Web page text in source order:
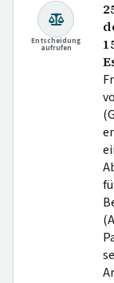
Entscheidung
aufrufen